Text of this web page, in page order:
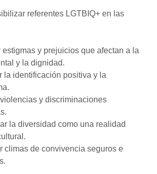
referentes LGTBIQ+ en las
estigmas y prejuicios que afectan a la
y la dignidad.
la identificación positiva y la
y discriminaciones
la diversidad como una realidad
climas de convivencia seguros e